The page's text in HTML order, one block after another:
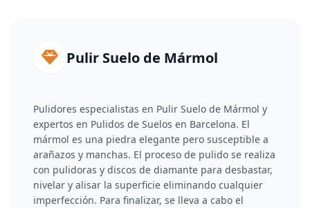
Pulir Suelo de Mármol
Pulidores especialistas en Pulir Suelo de Mármol y
expertos en Pulidos de Suelos en Barcelona. El
mármol es una piedra elegante pero susceptible a
arañazos y manchas. El proceso de pulido se realiza
con pulidoras y discos de diamante para desbastar,
nivelar y alisar la superficie eliminando cualquier
imperfección. Para finalizar, se lleva a cabo el